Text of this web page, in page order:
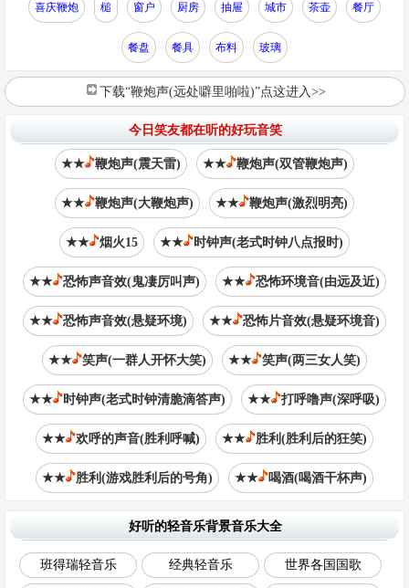
喜庆鞭炮 槌 窗户 厨房 抽屉 城市 茶壶 餐厅
餐盘 餐具 布料 玻璃
下载“鞭炮声(远处噼里啪啦)”点这进入>>
今日笑友都在听的好玩音笑
★★ 鞭炮声(震天雷) ★★ 鞭炮声(双管鞭炮声)
★★ 鞭炮声(大鞭炮声) ★★ 鞭炮声(激烈明亮)
★★ 烟火15 ★★ 时钟声(老式时钟八点报时)
★★ 恐怖声音效(鬼凄厉叫声) ★★ 恐怖环境音(由远及近)
★★ 恐怖声音效(悬疑环境) ★★ 恐怖片音效(悬疑环境音)
★★ 笑声(一群人开怀大笑) ★★ 笑声(两三女人笑)
★★ 时钟声(老式时钟清脆滴答声) ★★ 打呼噜声(深呼吸)
★★ 欢呼的声音(胜利呼喊) ★★ 胜利(胜利后的狂笑)
★★ 胜利(游戏胜利后的号角) ★★ 喝酒(喝酒干杯声)
好听的轻音乐背景音乐大全
班得瑞轻音乐 经典轻音乐 世界各国国歌